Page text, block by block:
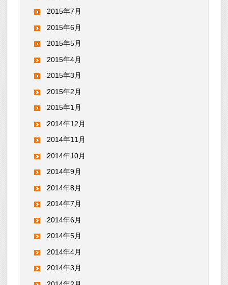
2015年7月
2015年6月
2015年5月
2015年4月
2015年3月
2015年2月
2015年1月
2014年12月
2014年11月
2014年10月
2014年9月
2014年8月
2014年7月
2014年6月
2014年5月
2014年4月
2014年3月